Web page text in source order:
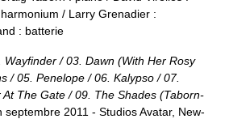
/ Larry Grenadier :
: batterie
/ 03. Dawn (With Her Rosy
/ 05. Penelope / 06. Kalypso / 07.
The Gate / 09. The Shades (Taborn-
septembre 2011 - Studios Avatar, New-